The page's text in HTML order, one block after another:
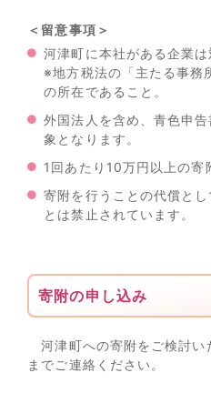
＜留意事項＞
河津町に本社がある企業は
※地方税法の「主たる事務
の所在であること。
外国法人を含め、青色申
象となります。
1回あたり10万円以上の寄
寄附を行うことの代償と
とは禁止されています。
寄附の申し込み
河津町への寄附をご検討い
までご連絡ください。